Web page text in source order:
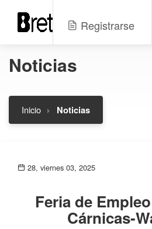
Registrarse
Noticias
Inicio Noticias
28, viernes 03, 2025
Feria de
Cárnicas-